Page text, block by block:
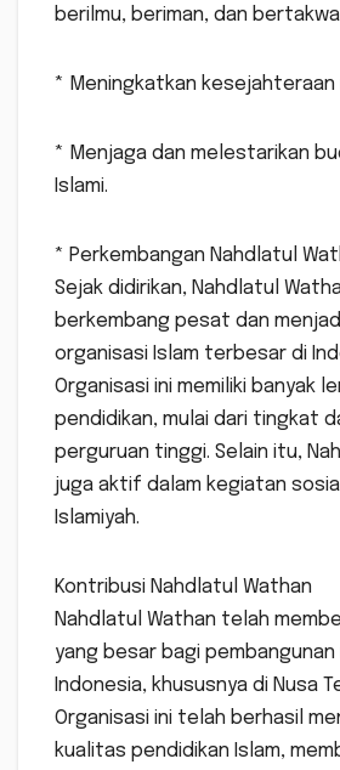
berilmu, beriman, dan
* Meningkatkan kesejahteraan
* Menjaga dan melestarikan
Islami.
* Perkembangan Nahdlatul
Sejak didirikan, Nahdlatul
berkembang pesat dan
organisasi Islam terbesar di
Organisasi ini memiliki banyak
pendidikan, mulai dari tingkat
perguruan tinggi. Selain itu,
juga aktif dalam kegiatan
Islamiyah.
Kontribusi Nahdlatul Wathan
Nahdlatul Wathan telah
yang besar bagi
Indonesia, khususnya di Nusa
Organisasi ini telah berhasil
kualitas pendidikan Islam,